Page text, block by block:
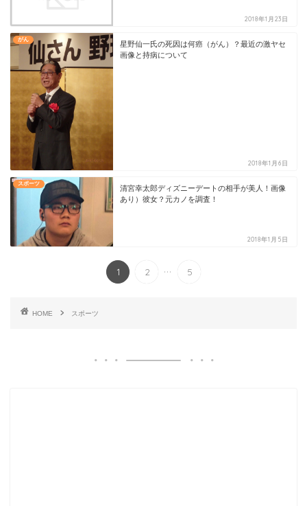
2018年1月23日
がん
星野仙一氏の死因は何癌（がん）？最近の激ヤセ
画像と持病について
2018年1月6日
スポーツ
清宮幸太郎ディズニーデートの相手が美人！画像
あり）彼女？元カノを調査！
2018年1月5日
1 2 ... 5
HOME スポーツ